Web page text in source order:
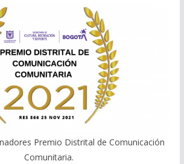
Premio Distrital de Comunicación
Comunitaria.